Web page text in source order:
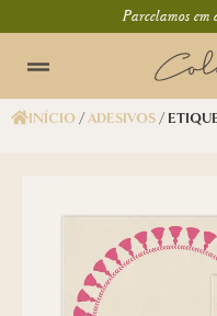
Parcelamos em
INÍCIO/ADESIVOS/